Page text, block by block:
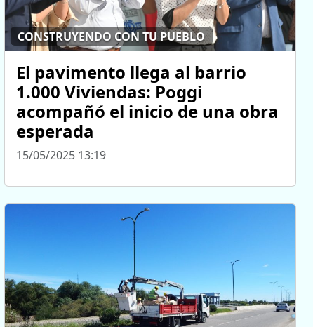
CONSTRUYENDO CON TU PUEBLO
El pavimento llega al barrio
1.000 Viviendas: Poggi
acompañó el inicio de una obra
esperada
15/05/2025 13:19